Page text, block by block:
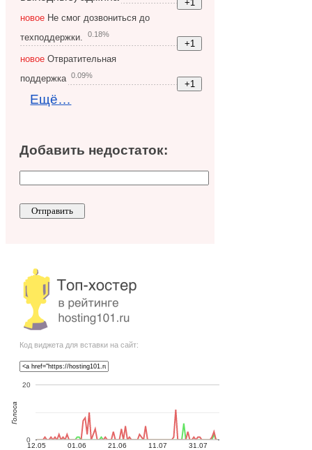
новое Не смог дозвониться до
техподдержки.
0.18%
новоеОтвратительная
поддержка
0.09%
Ещё…
Добавить недостаток:
Код виджета для вставки на сайт:
12.05 01.06 21.06 11.07 31.07
0
20
Голоса